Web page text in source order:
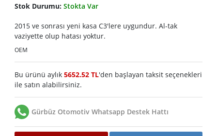
Stok Durumu: Stokta Var
2015 ve sonrası yeni kasa C3'lere uygundur. Al-tak
vaziyette olup hatası yoktur.
OEM
Bu ürünü aylık 5652.52 TL'den başlayan taksit seçenekleri
ile satın alabilirsiniz.
Gürbüz Otomotiv Whatsapp Destek Hattı